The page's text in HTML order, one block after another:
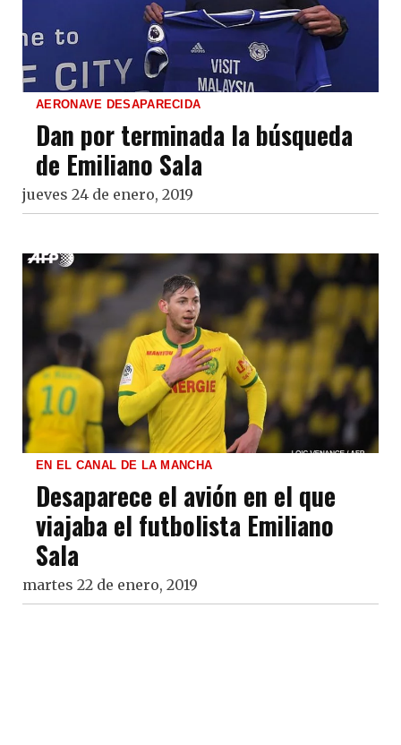
AERONAVE DESAPARECIDA
Dan por terminada la búsqueda
de Emiliano Sala
jueves 24 de enero, 2019
EN EL CANAL DE LA MANCHA
Desaparece el avión en el que
viajaba el futbolista Emiliano
Sala
martes 22 de enero, 2019